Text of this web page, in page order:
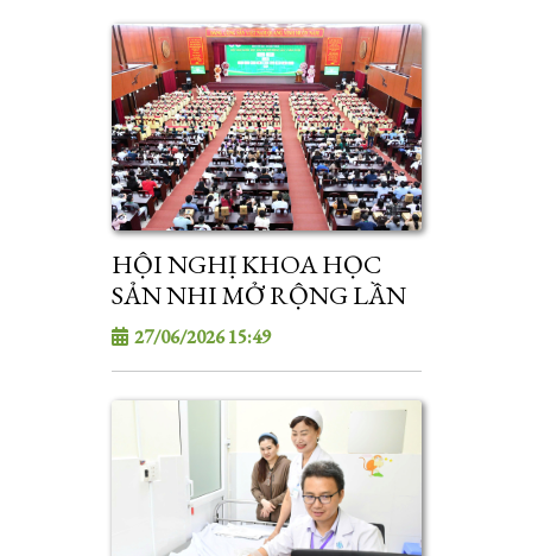
HỘI NGHỊ KHOA HỌC
SẢN NHI MỞ RỘNG LẦN
V NĂM 2026
27/06/2026 15:49